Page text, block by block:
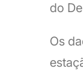
do
Os